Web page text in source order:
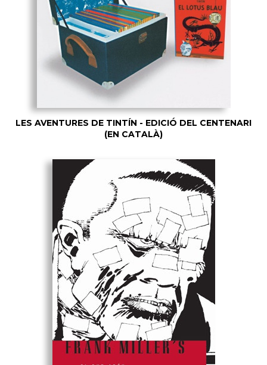
LES AVENTURES DE TINTÍN - EDICIÓ DEL CENTENARI
(EN CATALÀ)